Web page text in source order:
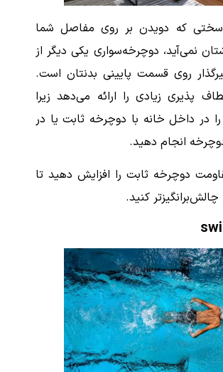
سختی که دویدن بر روی مفاصل شما
نمی‌آید، دوچرخه‌سواری یکی دیگر از
روی قسمت پایینی بدنتان است.
پذیری زیادی را ارائه می‌دهد زیرا
در داخل خانه با دوچرخه ثابت یا در
انجام دهید.
دوچرخه ثابت را افزایش دهید تا
کنید.